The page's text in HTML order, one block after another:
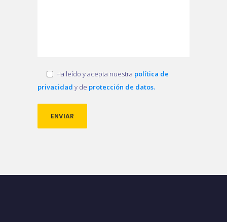
Ha leído y acepta nuestra política de
privacidad y de protección de datos.